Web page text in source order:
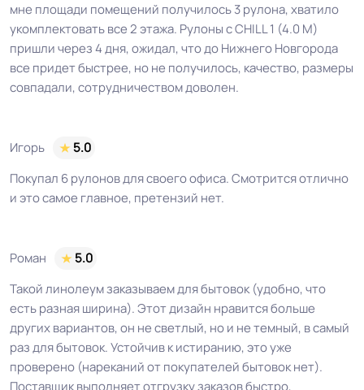
мне площади помещений получилось 3 рулона, хватило
укомплектовать все 2 этажа. Рулоны с CHILL 1 (4.0 М)
пришли через 4 дня, ожидал, что до Нижнего Новгорода
все придет быстрее, но не получилось, качество, размеры
совпадали, сотрудничеством доволен.
Игорь
5.0
Покупал 6 рулонов для своего офиса. Смотрится отлично
и это самое главное, претензий нет.
Роман
5.0
Такой линолеум заказываем для бытовок (удобно, что
есть разная ширина). Этот дизайн нравится больше
других вариантов, он не светлый, но и не темный, в самый
раз для бытовок. Устойчив к истиранию, это уже
проверено (нареканий от покупателей бытовок нет).
Поставщик выполняет отгрузку заказов быстро,